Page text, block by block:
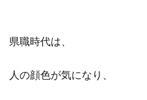
県職時代は、
人の顔色が気になり、